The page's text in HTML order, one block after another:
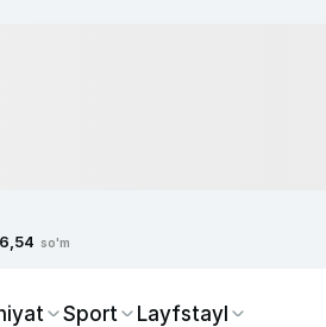
so'm
Sport Layfstayl